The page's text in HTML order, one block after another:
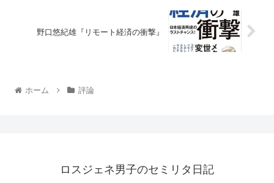
野口悠紀雄『リモート経済の衝撃』
ホーム 評論
ロスジェネ男子のセミリタ日記